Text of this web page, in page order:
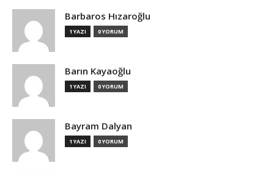
Barbaros Hızaroğlu
1 YAZI 0 YORUM
Barın Kayaoğlu
1 YAZI 0 YORUM
Bayram Dalyan
1 YAZI 0 YORUM